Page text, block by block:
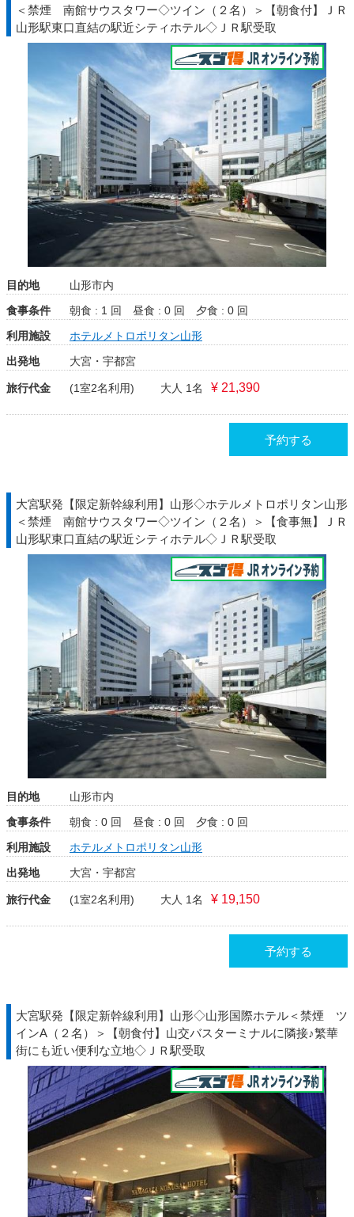
＜禁煙 南館サウスタワー◇ツイン（２名）＞【朝食付】ＪＲ
山形駅東口直結の駅近シティホテル◇ＪＲ駅受取
目的地
山形市内
食事条件
朝食 : 1 回 昼食 : 0 回
夕食 : 0 回
利用施設
ホテルメトロポリタン山形
出発地
大宮・宇都宮
旅行代金 (1室2名利用) 大人 1名 ¥ 21,390
予約する
大宮駅発【限定新幹線利用】山形◇ホテルメトロポリタン山形
＜禁煙 南館サウスタワー◇ツイン（２名）＞【食事無】ＪＲ
山形駅東口直結の駅近シティホテル◇ＪＲ駅受取
目的地
山形市内
食事条件
朝食 : 0 回 昼食 : 0 回
夕食 : 0 回
利用施設
ホテルメトロポリタン山形
出発地
大宮・宇都宮
旅行代金 (1室2名利用) 大人 1名 ¥ 19,150
予約する
大宮駅発【限定新幹線利用】山形◇山形国際ホテル＜禁煙 ツ
インA（２名）＞【朝食付】山交バスターミナルに隣接♪繁華
街にも近い便利な立地◇ＪＲ駅受取